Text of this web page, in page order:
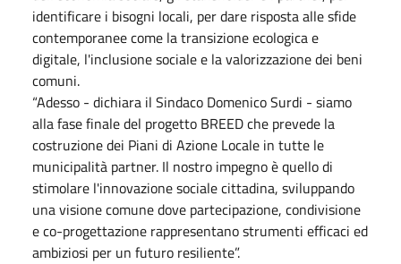
identificare i bisogni locali, per dare risposta alle sfide
contemporanee come la transizione ecologica e
digitale, l'inclusione sociale e la valorizzazione dei beni
comuni.
“Adesso - dichiara il Sindaco Domenico Surdi - siamo
alla fase finale del progetto BREED che prevede la
costruzione dei Piani di Azione Locale in tutte le
municipalità partner. Il nostro impegno è quello di
stimolare l'innovazione sociale cittadina, sviluppando
una visione comune dove partecipazione, condivisione
e co-progettazione rappresentano strumenti efficaci ed
ambiziosi per un futuro resiliente”.